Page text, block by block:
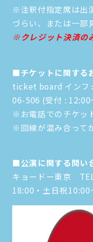
※注釈付指定席は出
づらい、または一部
※クレジット決済の
■チケットに関する
ticket board インフ
06-506 (受付 :
※お電話でのチケッ
※回線が混み合って
■公演に関する問い
キョードー東京
18:00・土日祝10:00